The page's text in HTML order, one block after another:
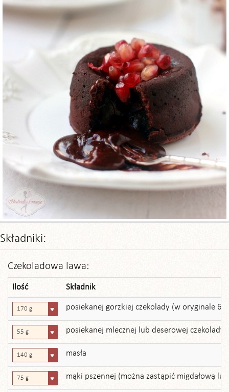
Składniki:
Czekoladowa lawa:
Ilość Składnik
170 g posiekanej gorzkiej czekolady (w oryginale 6
55 g posiekanej mlecznej lub deserowej czekolady
140 g masła
75 g mąki pszennej (można zastąpić migdałową